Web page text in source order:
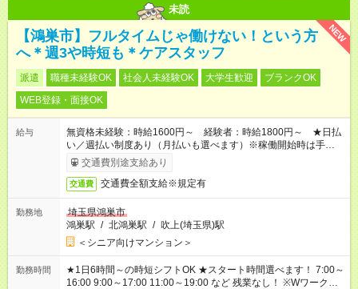
未読
NEW
【鴻巣市】フルタイムじゃ働けない！という方
へ＊週3や時短も＊ケアスタッフ
派遣 職種未経験OK 社会人未経験OK 大学生歓迎
ブランクOK
WEB登録・面接OK
給与
無資格未経験：時給1600円～ 経験者：時給1800円～ ★日払
い／週払い制度あり（月払いも選べます）※稼働開始時は手続き
完了次第のお支払いとなります。
交通費別途支給あり
交通費 交通費全額支給※規定有
勤務地
埼玉県鴻巣市
鴻巣駅 / 北鴻巣駅 / 吹上(埼玉県)駅
＜シニア向けマンション＞
勤務時間
★1日6時間～の時短シフトOK ★スタート時間選べます！ 7:00～
16:00 9:00～17:00 11:00～19:00 など 残業なし！ ※Wワークの